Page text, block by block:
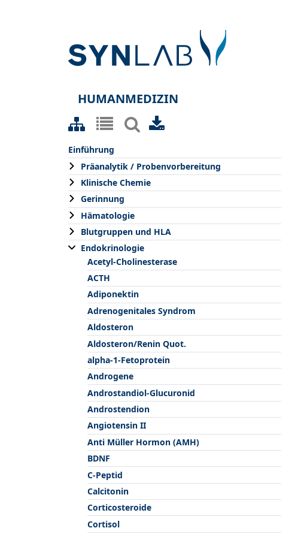
HUMANMEDIZIN
Einführung
Präanalytik / Probenvorbereitung
Klinische Chemie
Gerinnung
Hämatologie
Blutgruppen und HLA
Endokrinologie
Acetyl-Cholinesterase
ACTH
Adiponektin
Adrenogenitales Syndrom
Aldosteron
Aldosteron/Renin Quot.
alpha-1-Fetoprotein
Androgene
Androstandiol-Glucuronid
Androstendion
Angiotensin II
Anti Müller Hormon (AMH)
BDNF
C-Peptid
Calcitonin
Corticosteroide
Cortisol